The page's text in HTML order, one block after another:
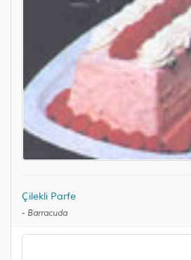
Çilekli Parfe
- Barracuda